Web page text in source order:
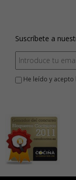
Suscríbete a
He leído y acepto